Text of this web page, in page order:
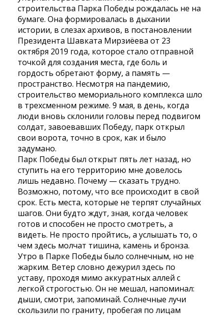
строительства Парка Победы рождалась не на
бумаге. Она формировалась в дыхании
истории, в слезах архивов, в постановлении
Президента Шавката Мирзиёева от 23
октября 2019 года, которое стало отправной
точкой для создания места, где боль и
гордость обретают форму, а память —
пространство. Несмотря на пандемию,
строительство мемориального комплекса шло
в трехсменном режиме. 9 мая, в день, когда
люди вновь склонили головы перед подвигом
солдат, завоевавших Победу, парк открыл
свои ворота, точно в срок, как и было
задумано.
Парк Победы был открыт пять лет назад, но
ступить на его территорию мне довелось
лишь недавно. Почему — сказать трудно.
Возможно, потому, что все происходит в свой
срок. Есть места, которые не терпят случайных
шагов. Они будто ждут, зная, когда человек
готов и способен не просто смотреть, а
видеть. Не просто пройтись, а услышать то, о
чем здесь молчат тишина, камень и бронза.
Утро в Парке Победы было солнечным, но не
жарким. Ветер словно дежурил здесь по
уставу, проходя мимо аккуратных аллей с
легкой строгостью. Он не мешал, напоминал:
дыши, смотри, запоминай. Солнечные лучи
скользили по граниту, пробегая по лицам